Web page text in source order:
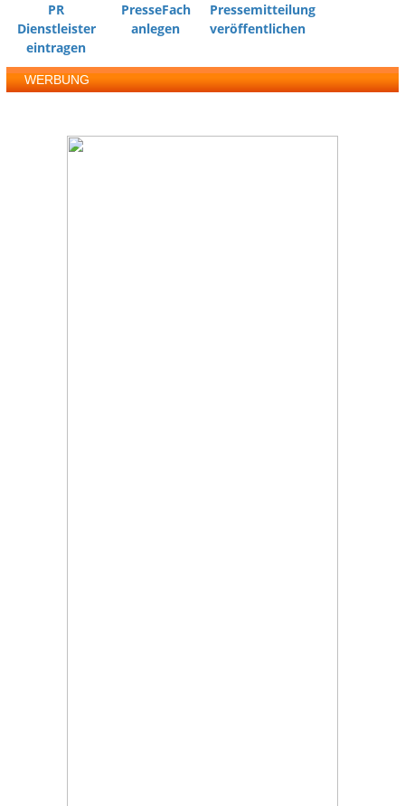
PR
Dienstleister
eintragen
PresseFach
anlegen
Pressemitteilung
veröffentlichen
WERBUNG